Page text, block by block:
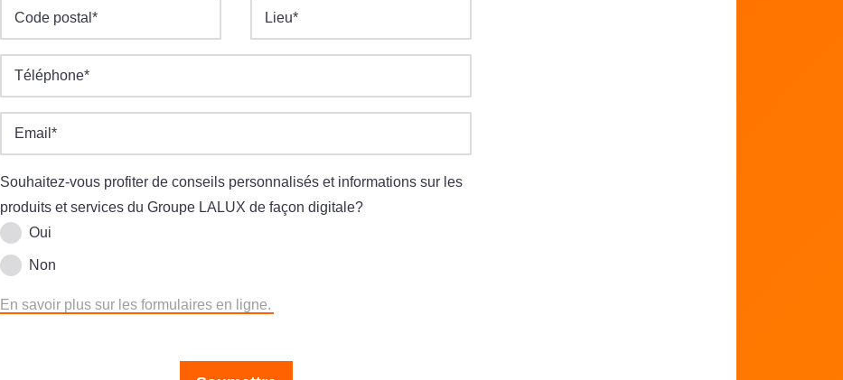
Code postal * Lieu*
Téléphone*
Email *
Souhaitez-vous profiter de conseils personnalisés et informations sur les
produits et services du Groupe LALUX de façon digitale?
Oui
Non
En savoir plus sur les formulaires en ligne.